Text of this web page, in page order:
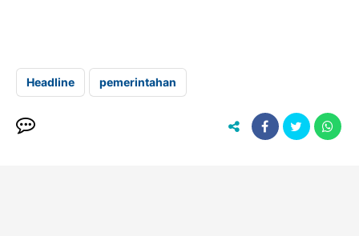
Headline pemerintahan